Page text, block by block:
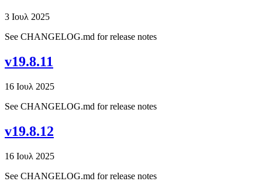
3 Ιουλ 2025
See CHANGELOG.md for release notes
v19.8.11
16 Ιουλ 2025
See CHANGELOG.md for release notes
v19.8.12
16 Ιουλ 2025
See CHANGELOG.md for release notes